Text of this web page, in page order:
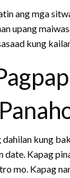
ang mga
upang
kung
dahilan kung
Kapag
mo. Kapag